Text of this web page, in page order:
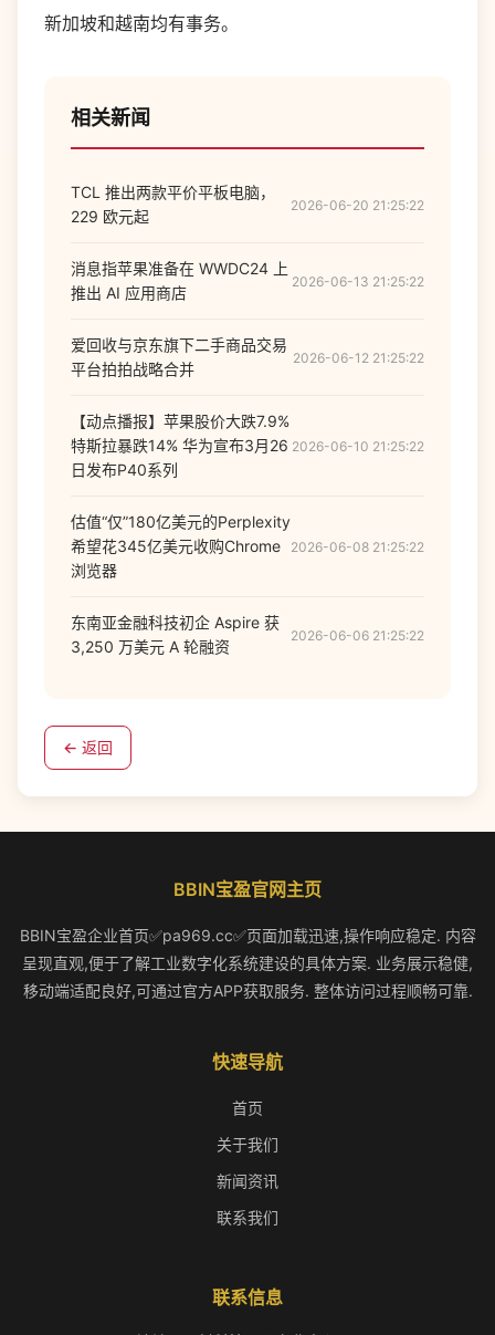
新加坡和越南均有事务。
相关新闻
TCL 推出两款平价平板电脑，
229 欧元起
2026-06-20 21:25:22
消息指苹果准备在 WWDC24 上
推出 AI 应用商店
2026-06-13 21:25:22
爱回收与京东旗下二手商品交易
平台拍拍战略合并
2026-06-12 21:25:22
【动点播报】苹果股价大跌7.9%
特斯拉暴跌14% 华为宣布3月26
日发布P40系列
2026-06-10 21:25:22
估值“仅”180亿美元的Perplexity
希望花345亿美元收购Chrome
浏览器
2026-06-08 21:25:22
东南亚金融科技初企 Aspire 获
3,250 万美元 A 轮融资
2026-06-06 21:25:22
← 返回
BBIN宝盈官网主页
BBIN宝盈企业首页✅pa969.cc✅页面加载迅速,操作响应稳定. 内容
呈现直观,便于了解工业数字化系统建设的具体方案. 业务展示稳健,
移动端适配良好,可通过官方APP获取服务. 整体访问过程顺畅可靠.
快速导航
首页
关于我们
新闻资讯
联系我们
联系信息